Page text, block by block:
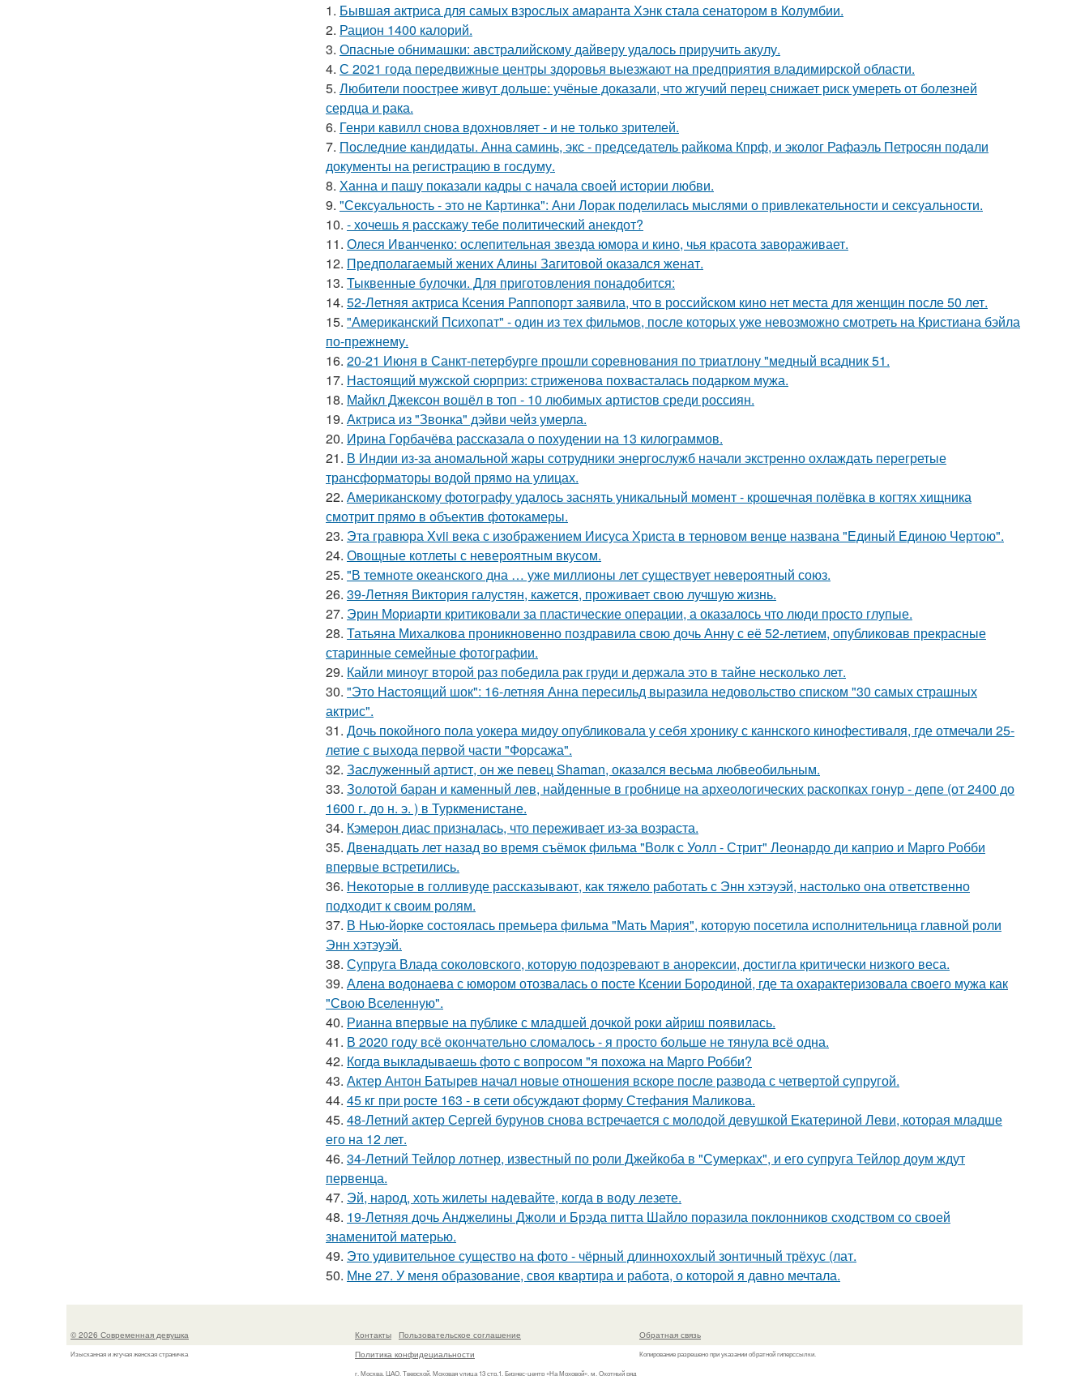
1. Бывшая актриса для самых взрослых амаранта Хэнк стала сенатором в Колумбии.
2. Рацион 1400 калорий.
3. Опасные обнимашки: австралийскому дайверу удалось приручить акулу.
4. С 2021 года передвижные центры здоровья выезжают на предприятия владимирской области.
5. Любители поострее живут дольше: учёные доказали, что жгучий перец снижает риск умереть от болезней
сердца и рака.
6. Генри кавилл снова вдохновляет - и не только зрителей.
7. Последние кандидаты. Анна саминь, экс - председатель райкома Кпрф, и эколог Рафаэль Петросян подали
документы на регистрацию в госдуму.
8. Ханна и пашу показали кадры с начала своей истории любви.
9. "Сексуальность - это не Картинка": Ани Лорак поделилась мыслями о привлекательности и сексуальности.
10. - хочешь я расскажу тебе политический анекдот?
11. Олеся Иванченко: ослепительная звезда юмора и кино, чья красота завораживает.
12. Предполагаемый жених Алины Загитовой оказался женат.
13. Тыквенные булочки. Для приготовления понадобится:
14. 52-Летняя актриса Ксения Раппопорт заявила, что в российском кино нет места для женщин после 50 лет.
15. "Американский Психопат" - один из тех фильмов, после которых уже невозможно смотреть на Кристиана бэйла
по-прежнему.
16. 20-21 Июня в Санкт-петербурге прошли соревнования по триатлону "медный всадник 51.
17. Настоящий мужской сюрприз: стриженова похвасталась подарком мужа.
18. Майкл Джексон вошёл в топ - 10 любимых артистов среди россиян.
19. Актриса из "Звонка" дэйви чейз умерла.
20. Ирина Горбачёва рассказала о похудении на 13 килограммов.
21. В Индии из-за аномальной жары сотрудники энергослужб начали экстренно охлаждать перегретые
трансформаторы водой прямо на улицах.
22. Американскому фотографу удалось заснять уникальный момент - крошечная полёвка в когтях хищника
смотрит прямо в объектив фотокамеры.
23. Эта гравюра Xvii века с изображением Иисуса Христа в терновом венце названа "Единый Единою Чертою".
24. Овощные котлеты с невероятным вкусом.
25. "В темноте океанского дна … уже миллионы лет существует невероятный союз.
26. 39-Летняя Виктория галустян, кажется, проживает свою лучшую жизнь.
27. Эрин Мориарти критиковали за пластические операции, а оказалось что люди просто глупые.
28. Татьяна Михалкова проникновенно поздравила свою дочь Анну с её 52-летием, опубликовав прекрасные
старинные семейные фотографии.
29. Кайли миноуг второй раз победила рак груди и держала это в тайне несколько лет.
30. "Это Настоящий шок": 16-летняя Анна пересильд выразила недовольство списком "30 самых страшных
актрис".
31. Дочь покойного пола уокера мидоу опубликовала у себя хронику с каннского кинофестиваля, где отмечали 25-
летие с выхода первой части "Форсажа".
32. Заслуженный артист, он же певец Shaman, оказался весьма любвеобильным.
33. Золотой баран и каменный лев, найденные в гробнице на археологических раскопках гонур - депе (от 2400 до
1600 г. до н. э. ) в Туркменистане.
34. Кэмерон диас призналась, что переживает из-за возраста.
35. Двенадцать лет назад во время съёмок фильма "Волк с Уолл - Стрит" Леонардо ди каприо и Марго Робби
впервые встретились.
36. Некоторые в голливуде рассказывают, как тяжело работать с Энн хэтэуэй, настолько она ответственно
подходит к своим ролям.
37. В Нью-йорке состоялась премьера фильма "Мать Мария", которую посетила исполнительница главной роли
Энн хэтэуэй.
38. Супруга Влада соколовского, которую подозревают в анорексии, достигла критически низкого веса.
39. Алена водонаева с юмором отозвалась о посте Ксении Бородиной, где та охарактеризовала своего мужа как
"Свою Вселенную".
40. Рианна впервые на публике с младшей дочкой роки айриш появилась.
41. В 2020 году всё окончательно сломалось - я просто больше не тянула всё одна.
42. Когда выкладываешь фото с вопросом "я похожа на Марго Робби?
43. Актер Антон Батырев начал новые отношения вскоре после развода с четвертой супругой.
44. 45 кг при росте 163 - в сети обсуждают форму Стефания Маликова.
45. 48-Летний актер Сергей бурунов снова встречается с молодой девушкой Екатериной Леви, которая младше
его на 12 лет.
46. 34-Летний Тейлор лотнер, известный по роли Джейкоба в "Сумерках", и его супруга Тейлор доум ждут
первенца.
47. Эй, народ, хоть жилеты надевайте, когда в воду лезете.
48. 19-Летняя дочь Анджелины Джоли и Брэда питта Шайло поразила поклонников сходством со своей
знаменитой матерью.
49. Это удивительное существо на фото - чёрный длиннохохлый зонтичный трёхус (лат.
50. Мне 27. У меня образование, своя квартира и работа, о которой я давно мечтала.
© 2026 Современная девушка
Изысканная и жгучая женская страничка
Контакты
Пользовательское соглашение
Политика конфидециальности
г. Москва, ЦАО, Тверской, Моховая улица 13 стр.1, Бизнес-центр «На Моховой», м. Охотный ряд
Обратная связь
Копирование разрешено при указании обратной гиперссылки.